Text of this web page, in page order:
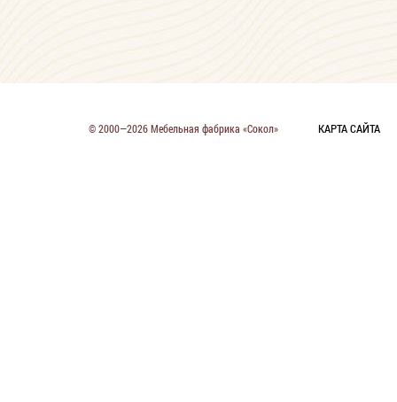
© 2000—2026 Мебельная фабрика «Сокол» КАРТА САЙТА